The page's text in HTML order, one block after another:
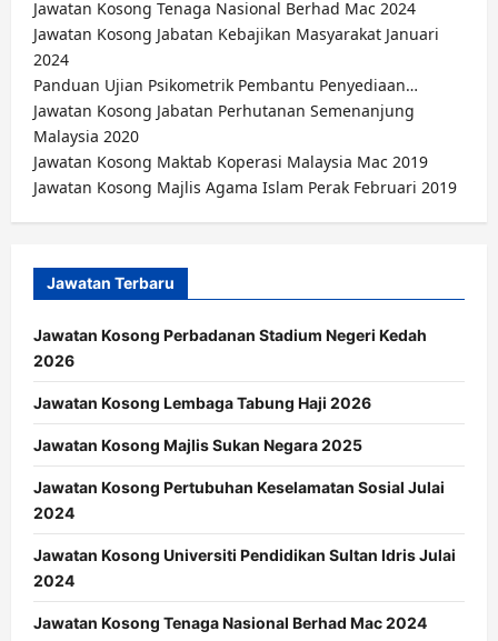
Jawatan Kosong Tenaga Nasional Berhad Mac 2024
Jawatan Kosong Jabatan Kebajikan Masyarakat Januari
2024
Panduan Ujian Psikometrik Pembantu Penyediaan…
Jawatan Kosong Jabatan Perhutanan Semenanjung
Malaysia 2020
Jawatan Kosong Maktab Koperasi Malaysia Mac 2019
Jawatan Kosong Majlis Agama Islam Perak Februari 2019
Jawatan Terbaru
Jawatan Kosong Perbadanan Stadium Negeri Kedah
2026
Jawatan Kosong Lembaga Tabung Haji 2026
Jawatan Kosong Majlis Sukan Negara 2025
Jawatan Kosong Pertubuhan Keselamatan Sosial Julai
2024
Jawatan Kosong Universiti Pendidikan Sultan Idris Julai
2024
Jawatan Kosong Tenaga Nasional Berhad Mac 2024